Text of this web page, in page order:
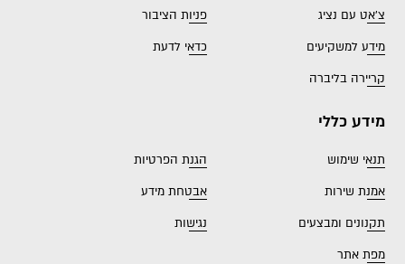
צ'אט עם נציג
פניות הציבור
מידע למשקיעים
כדאי לדעת
קריירה בליברה
מידע כללי
תנאי שימוש
הגנת הפרטיות
אמנת שירות
אבטחת מידע
תקנונים ומבצעים
נגישות
מפת אתר